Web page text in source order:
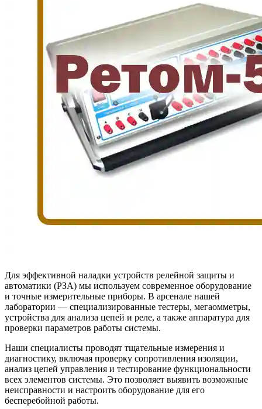
Для эффективной наладки устройств релейной защиты и
автоматики (РЗА) мы используем современное оборудование
и точные измерительные приборы. В арсенале нашей
лаборатории — специализированные тестеры, мегаомметры,
устройства для анализа цепей и реле, а также аппаратура для
проверки параметров работы системы.
Наши специалисты проводят тщательные измерения и
диагностику, включая проверку сопротивления изоляции,
анализ цепей управления и тестирование функциональности
всех элементов системы. Это позволяет выявить возможные
неисправности и настроить оборудование для его
бесперебойной работы.